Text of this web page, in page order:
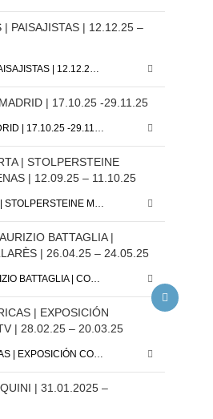
SAVE MARS FROM US | PAISAJISTAS | 12.12.25 – 24.01.26
BIENVENIDA | ROCÍO MADRID | 17.10.25 -29.11.25
CADA NOMBRE IMPORTA | STOLPERSTEINE MADRID X DAVID CÁRDENAS | 12.09.25 – 11.10.25
ECCO TUTTO QUI | MAURIZIO BATTAGLIA | COMISARIO : JORDI PALLARÈS | 26.04.25 – 24.05.25
DISIDENCIAS PERIFÉRICAS | EXPOSICIÓN COLECTIVA | NIGREDO.TV | 28.02.25 – 20.03.25